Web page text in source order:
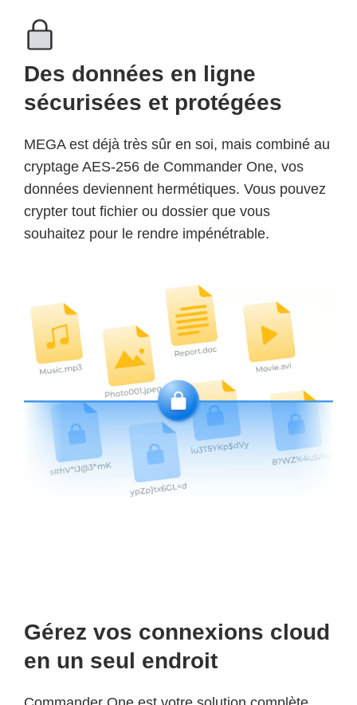
Des données en ligne
sécurisées et protégées
MEGA est déjà très sûr en soi, mais combiné au
cryptage AES-256 de Commander One, vos
données deviennent hermétiques. Vous pouvez
crypter tout fichier ou dossier que vous
souhaitez pour le rendre impénétrable.
Gérez vos connexions cloud
en un seul endroit